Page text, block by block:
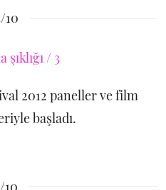
10
2012 paneller ve film
başladı.